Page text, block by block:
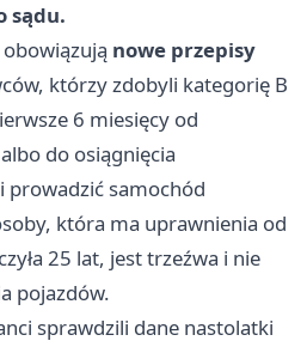
sądu.
nowe przepisy
którzy zdobyli kategorię B
6 miesięcy od
do osiągnięcia
prowadzić samochód
która ma uprawnienia od
25 lat, jest trzeźwa i nie
pojazdów.
sprawdzili dane nastolatki